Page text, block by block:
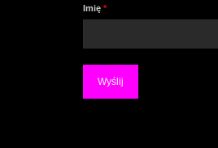
Imię *